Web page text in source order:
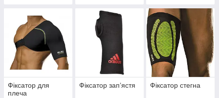
Фіксатор для
плеча
Фіксатор запʼястя Фіксатор стегна